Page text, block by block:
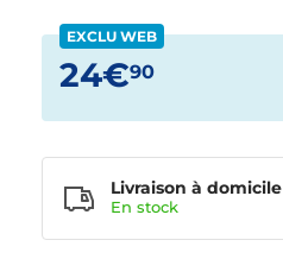
EXCLU WEB
24€90
Livraison à domicile
En stock